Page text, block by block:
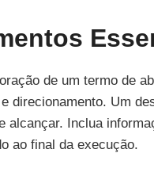
de um termo de
direcionamento. Um
alcançar. Inclua
ao final da execução.